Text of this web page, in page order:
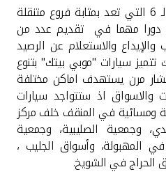
وتلعب سيارات "موبي بيتك" الـ 6 التي تعد بمثابة فروع متنقلة
دورا مهما في تقديم عدد من
والاستعلام عن الرصيد
سيارات "موبي بيتك" بتنوع
مرن يستهدف اماكن مختلفة
والاسواق اذ ستتواجد سيارات
ومسائية في المنقف خلف مركز
وجمعية الصليبية، وجمعية
المهبولة، وأسواق الجليب ،
الحراج في الشويخ.